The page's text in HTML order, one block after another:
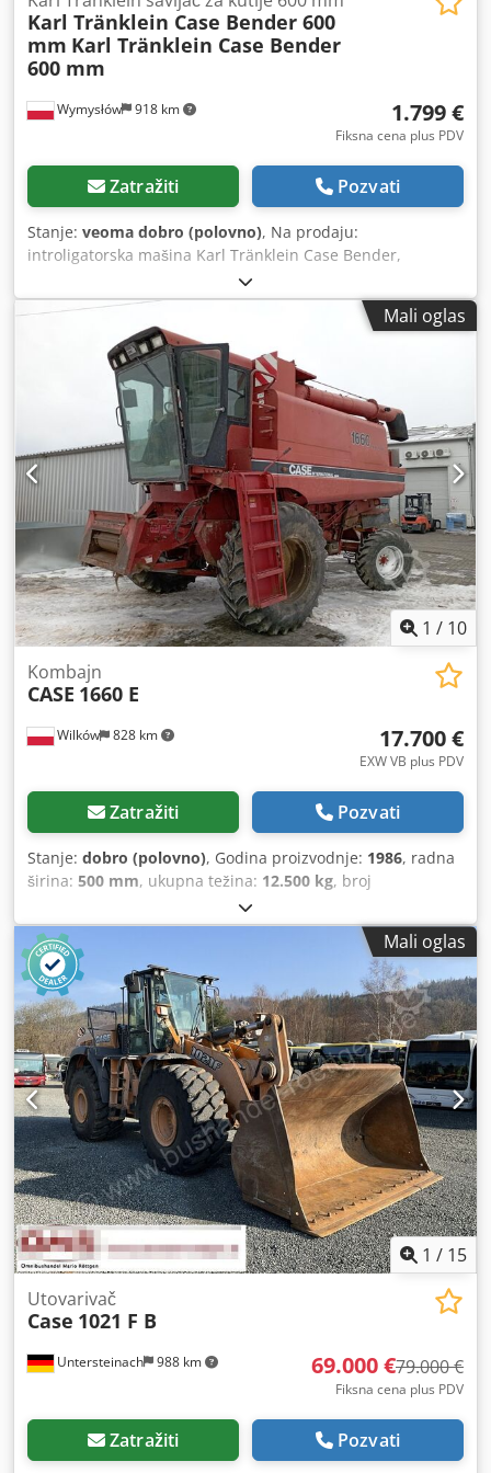
Wymysłów 918 km
Karl Tränklein Case Bender 600
mm Karl Tränklein Case Bender
600 mm
1.799 €
Fiksna cena plus PDV
Zatražiti Pozvati
Stanje: veoma dobro (polovno), Na prodaju:
introligatorska mašina Karl Tränklein Case Bender,
namenjena za formiranje i savijanje hrbata korica knjiga u
tvrdom povezu. Uređaj daje koricama odgovarajući radijus,
što omogućava savršeno prilagođavanje bloku knjige.
Mašina je opremljena podesivim valjcima koji omogućavaju
prilagođavanje različitim debljinama korica. Čvrsta, livena
konstrukcija obezbeđuje visoku preciznost i dugovečnost.
Tehnički podaci: Cedpfxsziwnbo An Ujrf Proizvođač: Karl
Tränklein Tip: Case Bender / mašina za formiranje hrbata
Radna širina: cca 600 mm Podešavanje pritiska valjaka
Stabilna livena konstrukcija Električni pogon Radni sto
Stanje: polovna Primena: proizvodnja knjiga u tvrdom
povezu, knjigoveznice, štamparije, poligrafske firme,
proizvodnja albuma, kataloga i korica.
Mali oglas
1 / 10
Wilków 828 km
Kombajn
CASE 1660 E
17.700 €
EXW VB plus PDV
Zatražiti Pozvati
Stanje: dobro (polovno), Godina proizvodnje: 1986, radna
širina: 500 mm, ukupna težina: 12.500 kg, broj
, CASE IH 1660 aksijalni protok marka
: Case IH model: 1660 Crodpfx Anovr Dxpo Uef Godina :
1987 Radno vreme: 3.300 h Širina sekcije: 5.00 m Oprema
raznih tipova: sjeckalica za slamu, rasipač slame
Mali oglas
1 / 15
Untersteinach 988 km
Utovarivač
Case 1021 F B
69.000 €79.000 €
Fiksna cena plus PDV
Zatražiti Pozvati